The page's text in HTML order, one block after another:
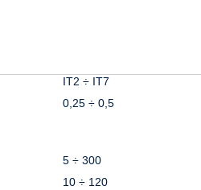
IТ2 ÷ IТ7
0,25 ÷ 0,5
5 ÷ 300
10 ÷ 120